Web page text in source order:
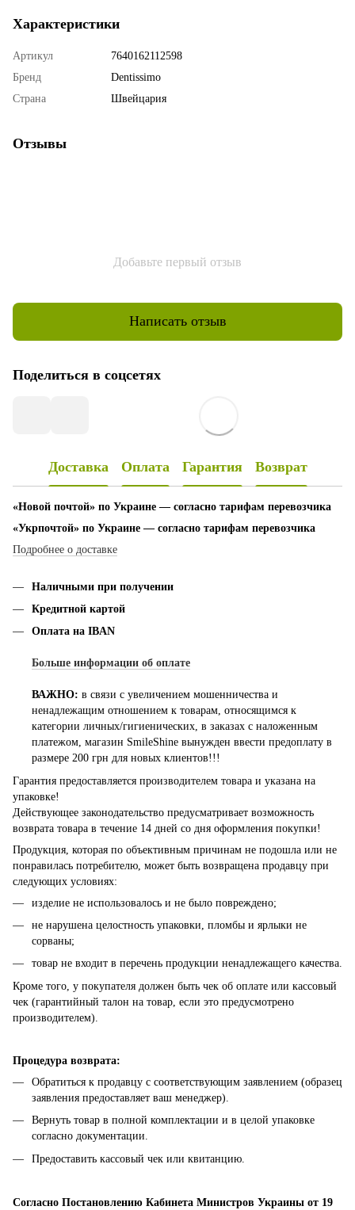
Характеристики
Артикул
7640162112598
Бренд
Dentissimo
Страна
Швейцария
Отзывы
Добавьте первый отзыв
Написать отзыв
Поделиться в соцсетях
Доставка Оплата Гарантия Возврат
«Новой почтой» по Украине — согласно тарифам перевозчика
«Укрпочтой» по Украине — согласно тарифам перевозчика
Подробнее о доставке
Наличными при получении
Кредитной картой
Оплата на IBAN
Больше информации об оплате
ВАЖНО: в связи с увеличением мошенничества и
ненадлежащим отношением к товарам, относящимся к
категории личных/гигиенических, в заказах с наложенным
платежом, магазин SmileShine вынужден ввести предоплату в
размере 200 грн для новых клиентов!!!
Гарантия предоставляется производителем товара и указана на
упаковке!
Действующее законодательство предусматривает возможность
возврата товара в течение 14 дней со дня оформления покупки!
Продукция, которая по объективным причинам не подошла или не
понравилась потребителю, может быть возвращена продавцу при
следующих условиях:
изделие не использовалось и не было повреждено;
не нарушена целостность упаковки, пломбы и ярлыки не
сорваны;
товар не входит в перечень продукции ненадлежащего качества.
Кроме того, у покупателя должен быть чек об оплате или кассовый
чек (гарантийный талон на товар, если это предусмотрено
производителем).
Процедура возврата:
Обратиться к продавцу с соответствующим заявлением (образец
заявления предоставляет ваш менеджер).
Вернуть товар в полной комплектации и в целой упаковке
согласно документации.
Предоставить кассовый чек или квитанцию.
Согласно Постановлению Кабинета Министров Украины от 19